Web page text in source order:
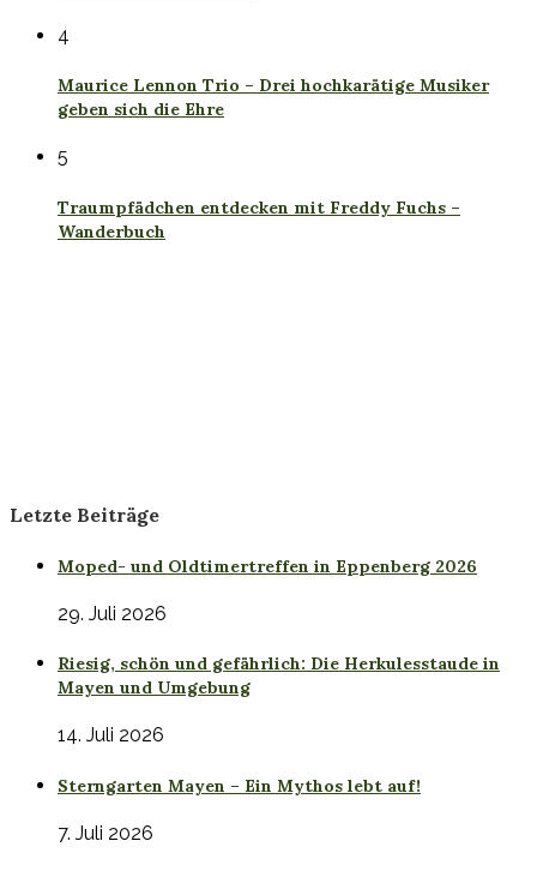
4
Maurice Lennon Trio – Drei hochkarätige Musiker
geben sich die Ehre
5
Traumpfädchen entdecken mit Freddy Fuchs –
Wanderbuch
Letzte Beiträge
Moped- und Oldtimertreffen in Eppenberg 2026
29. Juli 2026
Riesig, schön und gefährlich: Die Herkulesstaude in
Mayen und Umgebung
14. Juli 2026
Sterngarten Mayen – Ein Mythos lebt auf!
7. Juli 2026